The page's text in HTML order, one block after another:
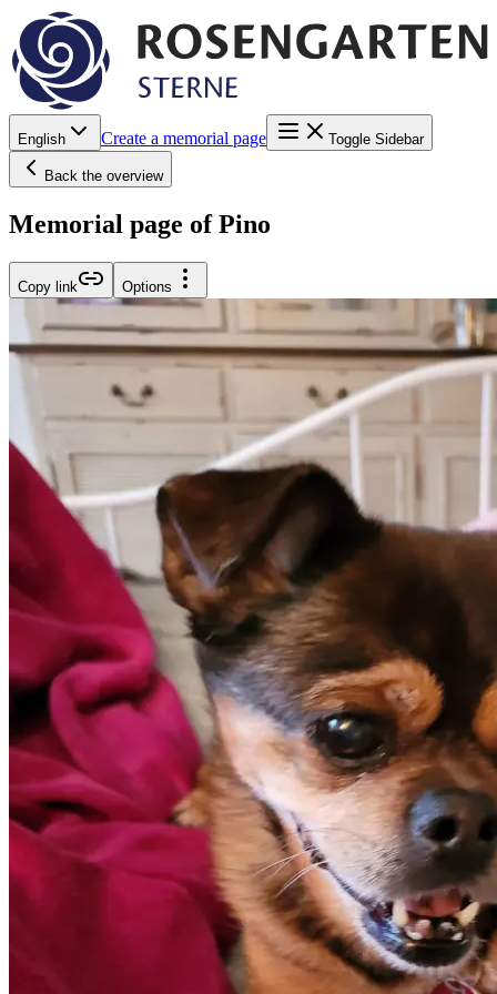
English Create a memorial page Toggle Sidebar
Back the overview
Memorial page of Pino
Copy link Options